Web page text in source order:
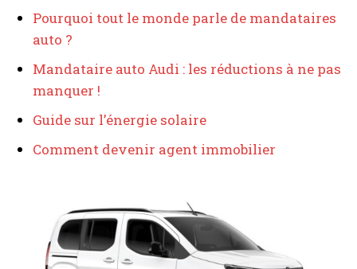
ultime
Pourquoi tout le monde parle de mandataires
auto ?
Mandataire auto Audi : les réductions à ne pas
manquer !
Guide sur l’énergie solaire
Comment devenir agent immobilier